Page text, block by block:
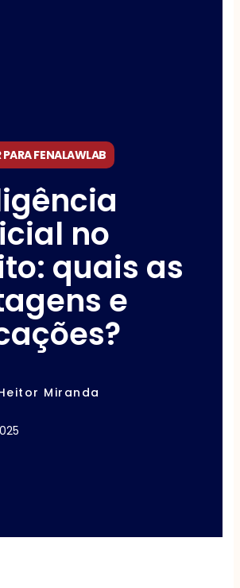
PARA FENALAWLAB
no
quais as
e
Miranda